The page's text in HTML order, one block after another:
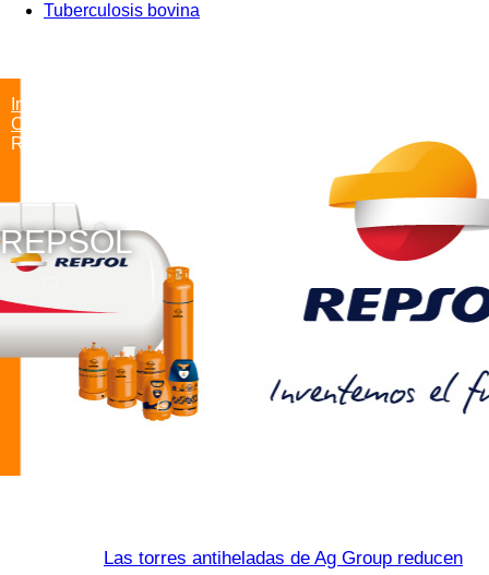
Tuberculosis bovina
Inicio
Colaboradores
Repsol
REPSOL
Las torres antiheladas de Ag Group reducen